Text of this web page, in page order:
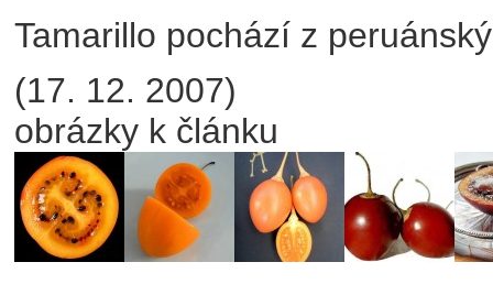
Tamarillo pochází z
(17. 12. 2007)
obrázky k článku